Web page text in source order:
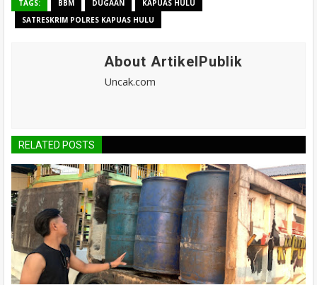
TAGS: BBM DUGAAN
KAPUAS HULU
SATRESKRIM POLRES KAPUAS HULU
About ArtikelPublik
Uncak.com
RELATED POSTS